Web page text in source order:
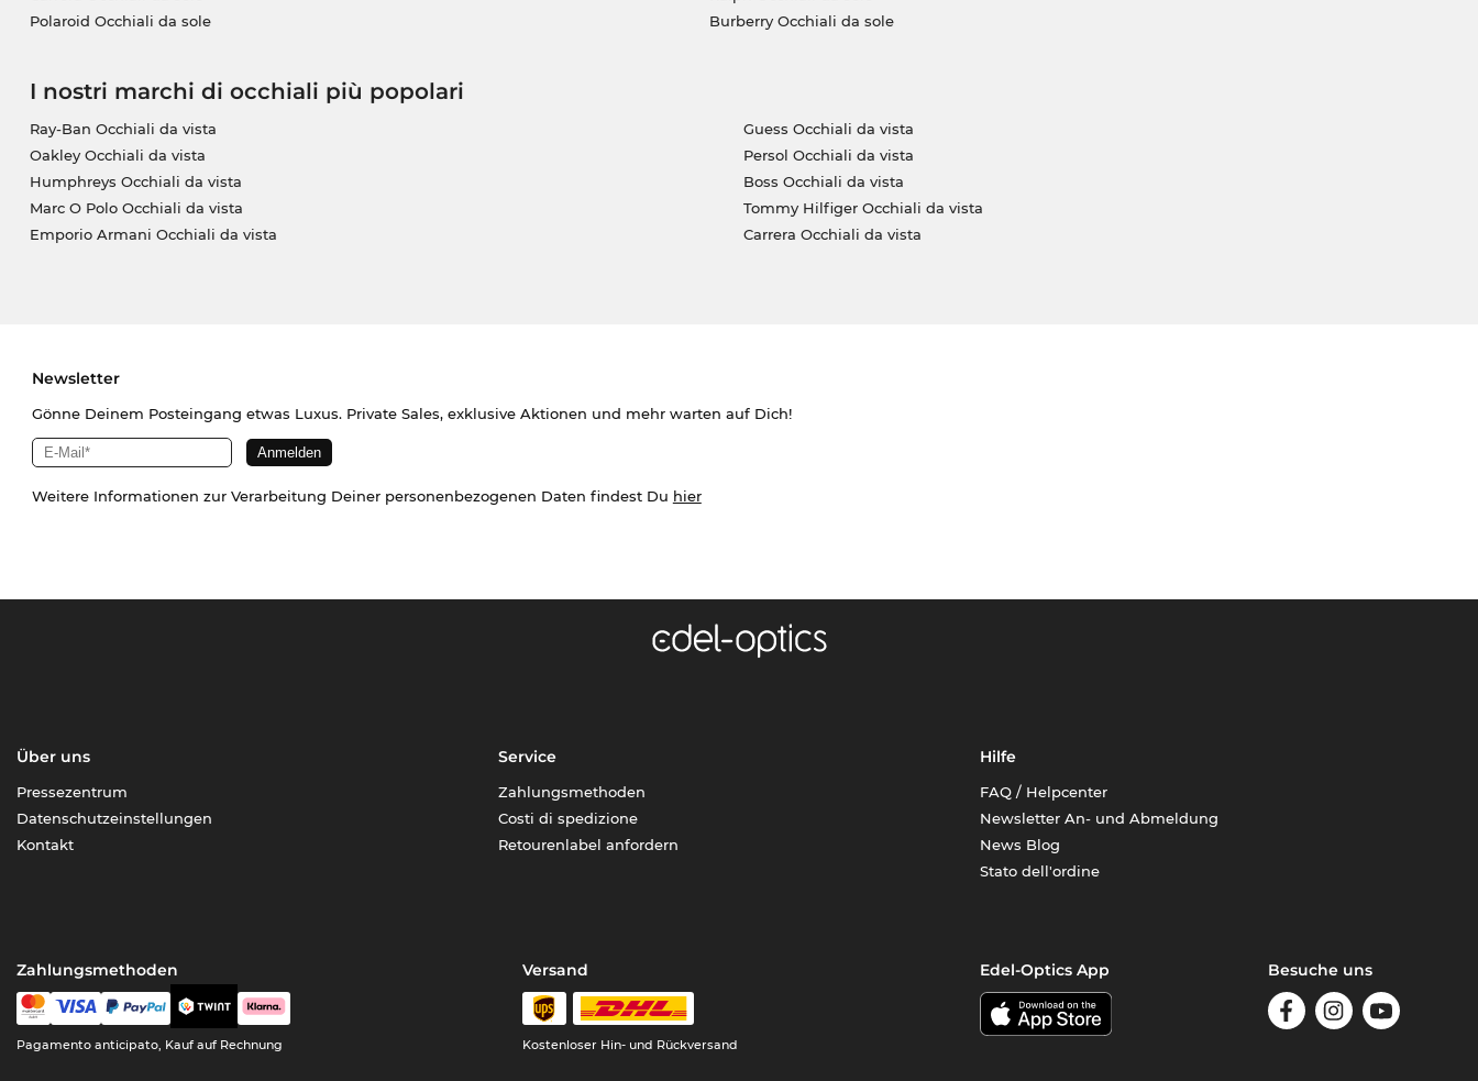
Polaroid Occhiali da sole
Burberry Occhiali da sole
I nostri marchi di occhiali più popolari
Ray-Ban Occhiali da vista
Oakley Occhiali da vista
Humphreys Occhiali da vista
Marc O Polo Occhiali da vista
Emporio Armani Occhiali da vista
Guess Occhiali da vista
Persol Occhiali da vista
Boss Occhiali da vista
Tommy Hilfiger Occhiali da vista
Carrera Occhiali da vista
Newsletter
Gönne Deinem Posteingang etwas Luxus. Private Sales, exklusive Aktionen und mehr warten auf Dich!
Weitere Informationen zur Verarbeitung Deiner personenbezogenen Daten findest Du hier
Über uns
Pressezentrum
Datenschutzeinstellungen
Kontakt
Service
Zahlungsmethoden
Costi di spedizione
Retourenlabel anfordern
Hilfe
FAQ / Helpcenter
Newsletter An- und Abmeldung
News Blog
Stato dell'ordine
Zahlungsmethoden
Pagamento anticipato, Kauf auf Rechnung
Versand
Kostenloser Hin- und Rückversand
Edel-Optics App Besuche uns